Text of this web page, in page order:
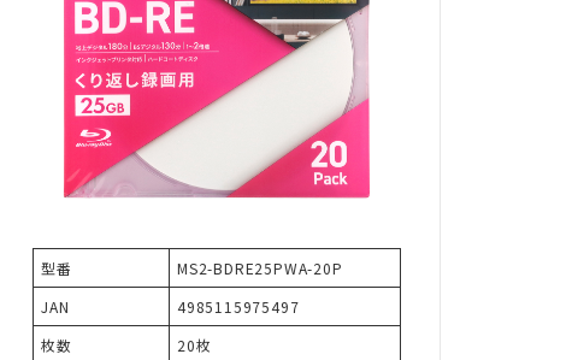
型番
MS2-BDRE25PWA-20P
JAN
4985115975497
枚数
20枚